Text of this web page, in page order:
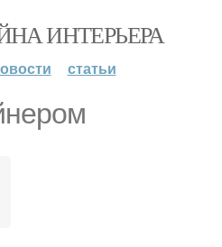
ИНТЕРЬЕРА
статьи